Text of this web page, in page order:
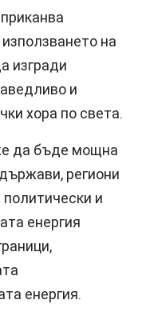
на
изгради
и
хора по света.
да бъде мощна
региони
и
енергия
енергия.